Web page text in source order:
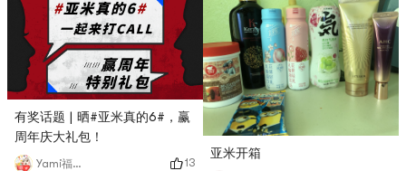
有奖话题 | 晒#亚米真的6#，赢
周年庆大礼包！
Yami福利君 13
亚米开箱